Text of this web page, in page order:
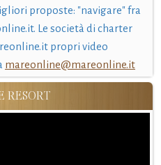
proposte: "navigare" fra
Le società di charter
propri video
mareonline@mareonline.it
RESORT